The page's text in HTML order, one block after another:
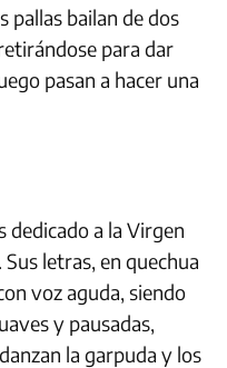
pallas bailan de dos
para dar
pasan a hacer una
dedicado a la Virgen
letras, en quechua
voz aguda, siendo
y pausadas,
la garpuda y los